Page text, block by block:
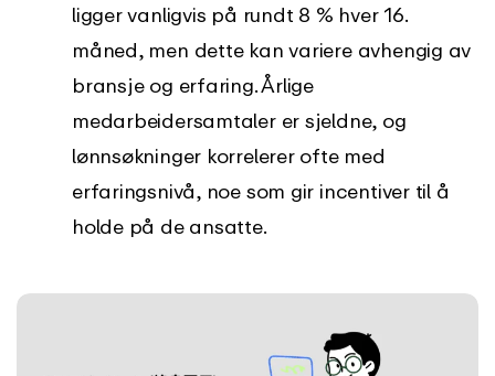
ligger vanligvis på rundt 8 % hver 16.
måned, men dette kan variere avhengig av
bransje og erfaring. Årlige
medarbeidersamtaler er sjeldne, og
lønnsøkninger korrelerer ofte med
erfaringsnivå, noe som gir incentiver til å
holde på de ansatte.